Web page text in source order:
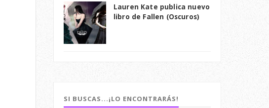
Lauren Kate publica nuevo
libro de Fallen (Oscuros)
SI BUSCAS...¡LO ENCONTRARÁS!